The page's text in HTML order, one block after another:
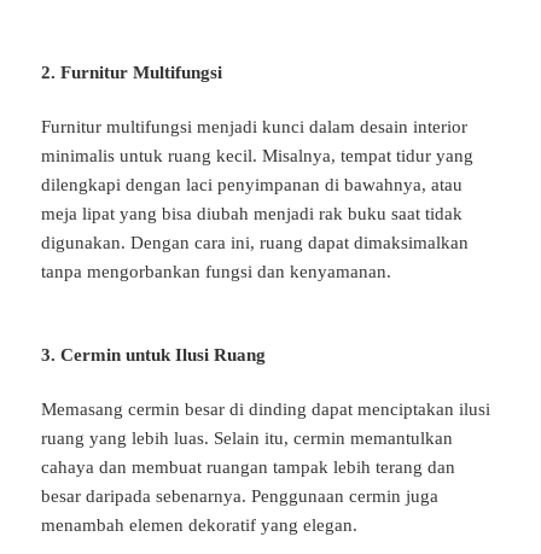
2. Furnitur Multifungsi
Furnitur multifungsi menjadi kunci dalam desain interior
minimalis untuk ruang kecil. Misalnya, tempat tidur yang
dilengkapi dengan laci penyimpanan di bawahnya, atau
meja lipat yang bisa diubah menjadi rak buku saat tidak
digunakan. Dengan cara ini, ruang dapat dimaksimalkan
tanpa mengorbankan fungsi dan kenyamanan.
3. Cermin untuk Ilusi Ruang
Memasang cermin besar di dinding dapat menciptakan ilusi
ruang yang lebih luas. Selain itu, cermin memantulkan
cahaya dan membuat ruangan tampak lebih terang dan
besar daripada sebenarnya. Penggunaan cermin juga
menambah elemen dekoratif yang elegan.